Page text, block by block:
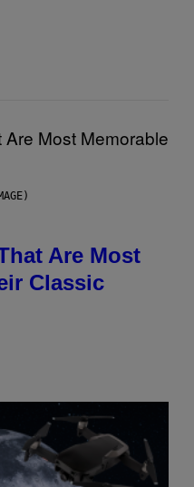
Are Most
Classic